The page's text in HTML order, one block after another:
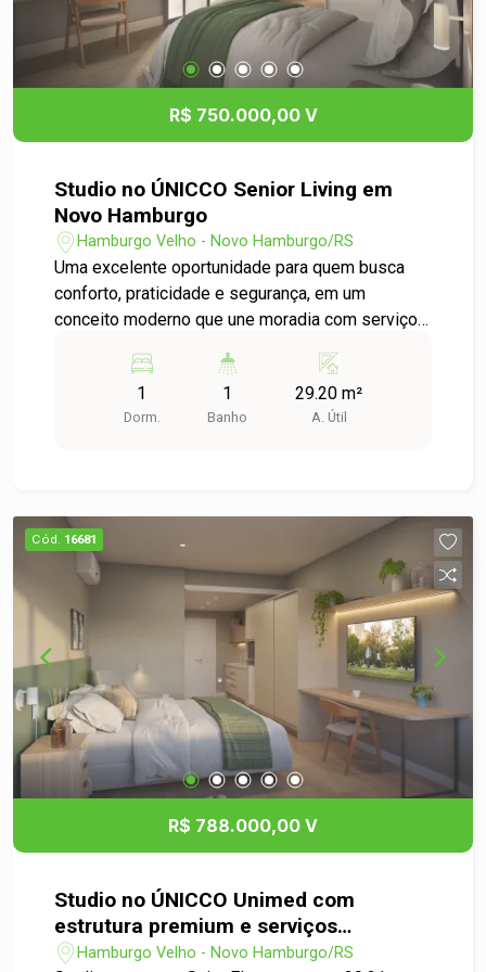
R$ 750.000,00 V
Studio no ÚNICCO Senior Living em
Novo Hamburgo
Hamburgo Velho - Novo Hamburgo/RS
Uma excelente oportunidade para quem busca
conforto, praticidade e segurança, em um
conceito moderno que une moradia com serviços
estrutura completa voltada ao bem estar e à
convivência, com ambientes planejados, áreas
comuns equipadas, espaços de lazer e suporte,
infraestrutura da cidade. Ideal para quem deseja
morar com tranquilidade ou investir em um imóvel
diferenciado, com grande potencial de
valorização e excelente demanda.
1
Dorm.
1
Banho
29.20 m²
A. Útil
Cód. 16681
R$ 788.000,00 V
Studio no ÚNICCO Unimed com
estrutura premium e serviços
exclusivos em Novo Hamburgo
Hamburgo Velho - Novo Hamburgo/RS